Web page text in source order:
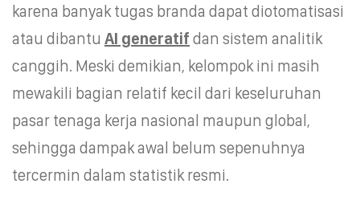
karena banyak tugas branda dapat diotomatisasi
atau dibantu AI generatif dan sistem analitik
canggih. Meski demikian, kelompok ini masih
mewakili bagian relatif kecil dari keseluruhan
pasar tenaga kerja nasional maupun global,
sehingga dampak awal belum sepenuhnya
tercermin dalam statistik resmi.